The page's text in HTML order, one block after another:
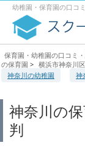
幼稚園・保育園の口コ
保育園・幼稚園の口コミ
の保育園 > 横浜市神奈川
神奈川の幼稚園
神
神奈川の
判